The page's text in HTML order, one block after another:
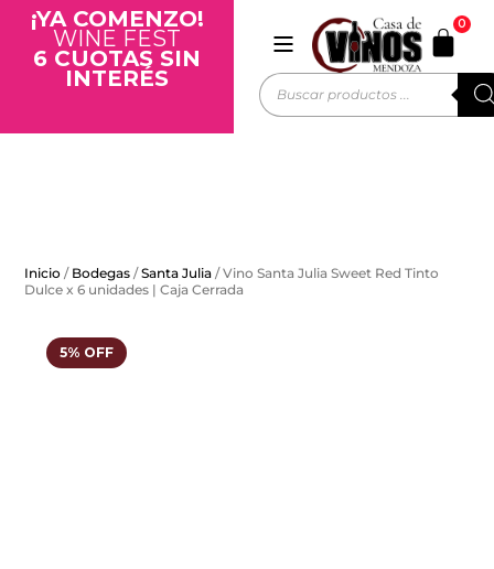
¡YA COMENZO!
WINE FEST
6 CUOTAS SIN
INTERÉS
0
5% OFF
Inicio / Bodegas /Santa Julia / Vino Santa Julia Sweet Red Tinto
Dulce x 6 unidades | Caja Cerrada